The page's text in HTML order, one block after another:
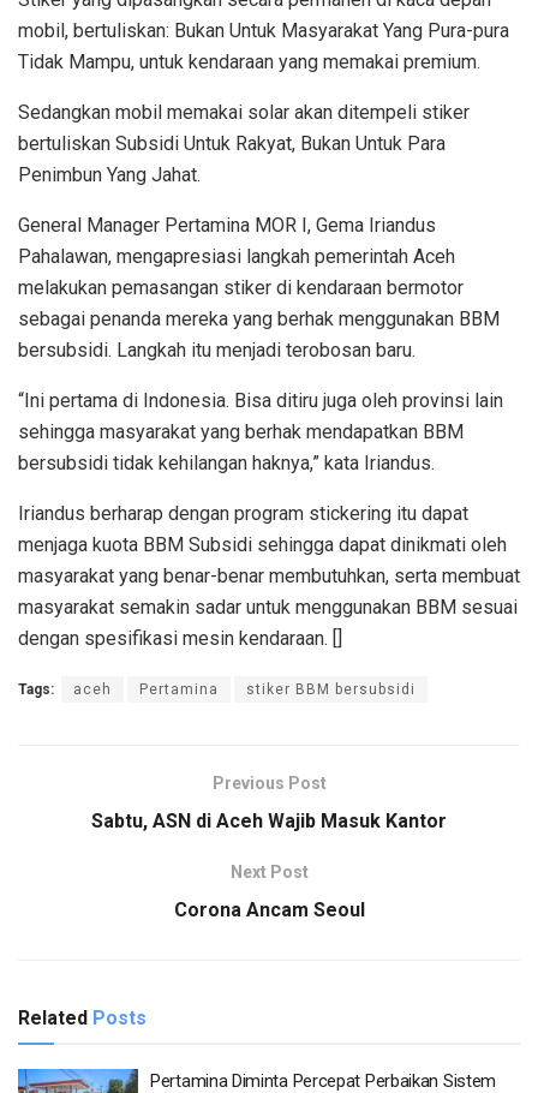
mobil, bertuliskan: Bukan Untuk Masyarakat Yang Pura-pura
Tidak Mampu, untuk kendaraan yang memakai premium.
Sedangkan mobil memakai solar akan ditempeli stiker
bertuliskan Subsidi Untuk Rakyat, Bukan Untuk Para
Penimbun Yang Jahat.
General Manager Pertamina MOR I, Gema Iriandus
Pahalawan, mengapresiasi langkah pemerintah Aceh
melakukan pemasangan stiker di kendaraan bermotor
sebagai penanda mereka yang berhak menggunakan BBM
bersubsidi. Langkah itu menjadi terobosan baru.
“Ini pertama di Indonesia. Bisa ditiru juga oleh provinsi lain
sehingga masyarakat yang berhak mendapatkan BBM
bersubsidi tidak kehilangan haknya,” kata Iriandus.
Iriandus berharap dengan program stickering itu dapat
menjaga kuota BBM Subsidi sehingga dapat dinikmati oleh
masyarakat yang benar-benar membutuhkan, serta membuat
masyarakat semakin sadar untuk menggunakan BBM sesuai
dengan spesifikasi mesin kendaraan. []
Tags: aceh Pertamina stiker BBM bersubsidi
Previous Post
Sabtu, ASN di Aceh Wajib Masuk Kantor
Next Post
Corona Ancam Seoul
Related Posts
Pertamina Diminta Percepat Perbaikan Sistem